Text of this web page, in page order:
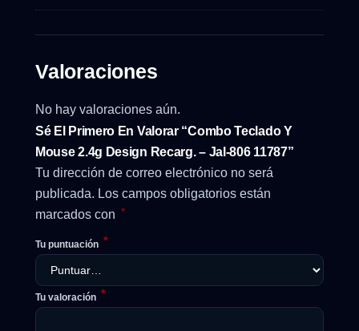
Valoraciones
No hay valoraciones aún.
Sé El Primero En Valorar “Combo Teclado Y
Mouse 2.4g Design Recarg. – Jal-806 11787”
Tu dirección de correo electrónico no será
publicada. Los campos obligatorios están
marcados con *
Tu puntuación *
Tu valoración *